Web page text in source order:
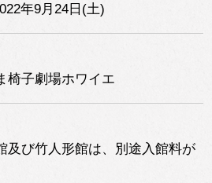
年9月24日(土)
子劇場ホワイエ
及び竹人形館は、別途入館料が